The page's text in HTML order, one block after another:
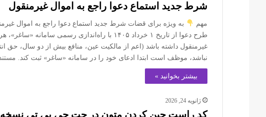
شرط جدید استماع دعوا راجع به اموال غیرمنقول
مهم
به ویژه برای قضات شرط جدید استماع دعوا راجع به اموال
طرح دعوا از تاریخ ۱ خرداد ۱۴۰۵ با راه‌اندازی
غیرمنقول داشته باشد (اعم از مالکیت عین، منافع بیش از دو سال، حق
نباشد، موظف است ابتدا ادعای خود را در سامانه «ساغر» ثبت کند.
بیشتر بخوانید »
ژانویه 24, 2026
کد راست چین کردن متون در چت جی پی تی نسخه